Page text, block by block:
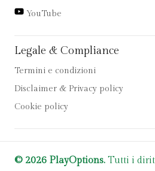
YouTube
Legale & Compliance
Termini e condizioni
Disclaimer & Privacy policy
Cookie policy
© 2026 PlayOptions. Tutti i